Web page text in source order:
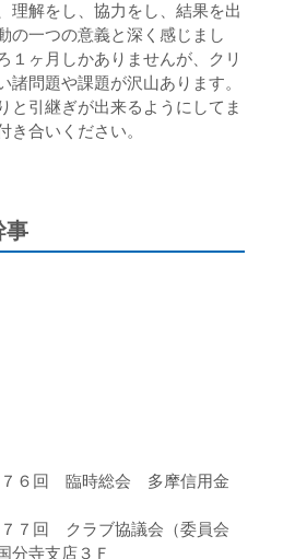
理解をし、協力をし、結果を出
の一つの意義と深く感じまし
１ヶ月しかありませんが、クリ
諸問題や課題が沢山あります。
と引継ぎが出来るようにしてま
き合いください。
事
６回 臨時総会 多摩信用金
７回 クラブ協議会（委員会
寺支店３Ｆ